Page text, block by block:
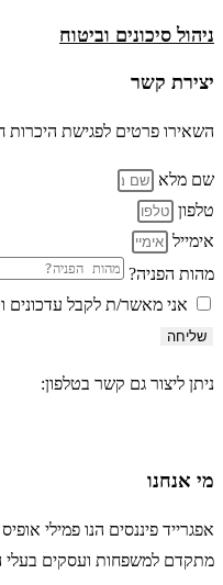
ניהול סיכונים וביטוח
יצירת קשר
השאירו פרטים לפגישת היכרות
שם מלא
טלפון
אימייל
מהות הפניה?
אני מאשר/ת לקבל עדכונים
שליחה
ניתן ליצור גם קשר בטלפון:
מי אנחנו
אפגרייד פיננסים הנו פמילי אופיס
מתקדם למשפחות ועסקים בעלי